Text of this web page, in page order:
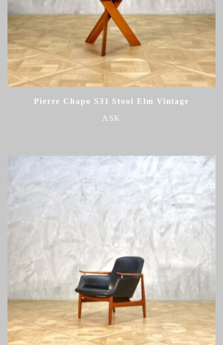
Pierre Chapo S31 Stool Elm Vintage
ASK